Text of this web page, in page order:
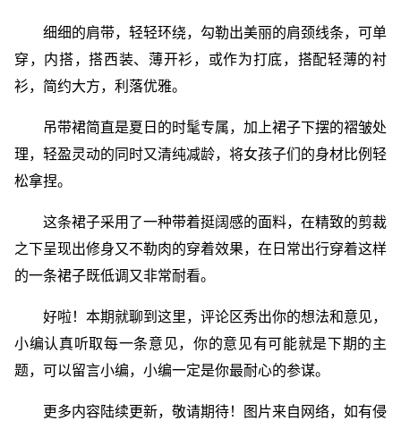
细细的肩带，轻轻环绕，勾勒出美丽的肩颈线条，可单
穿，内搭，搭西装、薄开衫，或作为打底，搭配轻薄的衬
衫，简约大方，利落优雅。
吊带裙简直是夏日的时髦专属，加上裙子下摆的褶皱处
理，轻盈灵动的同时又清纯减龄，将女孩子们的身材比例轻
松拿捏。
这条裙子采用了一种带着挺阔感的面料，在精致的剪裁
之下呈现出修身又不勒肉的穿着效果，在日常出行穿着这样
的一条裙子既低调又非常耐看。
好啦！本期就聊到这里，评论区秀出你的想法和意见，
小编认真听取每一条意见，你的意见有可能就是下期的主
题，可以留言小编，小编一定是你最耐心的参谋。
更多内容陆续更新，敬请期待！图片来自网络，如有侵